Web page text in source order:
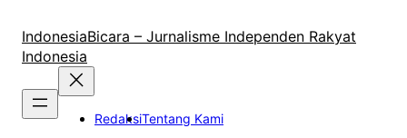
konten
IndonesiaBicara – Jurnalisme Independen Rakyat
Indonesia
RedaksiTentang Kami